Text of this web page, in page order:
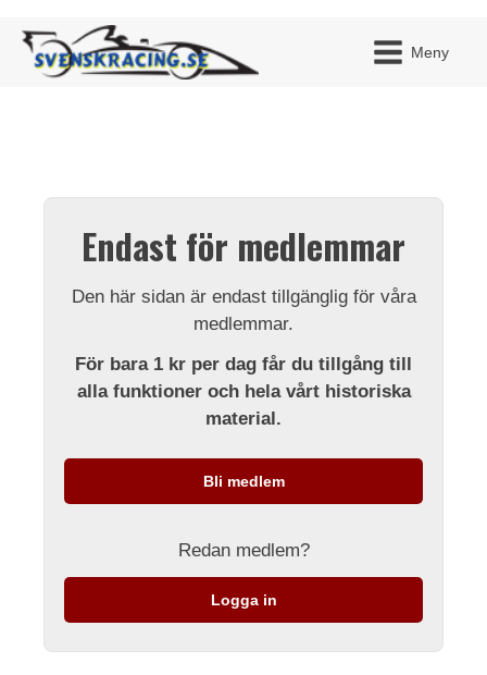
Meny
Endast för medlemmar
Den här sidan är endast tillgänglig för våra
medlemmar.
För bara 1 kr per dag får du tillgång till
alla funktioner och hela vårt historiska
material.
Bli medlem
Redan medlem?
Logga in